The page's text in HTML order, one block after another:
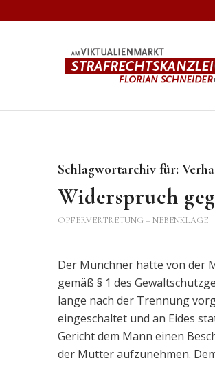
Schlagwortarchiv für:
Widerspruch
OPFERVERTRETUNG – NEBENKLAGE
Der Münchner hatte von der
gemäß § 1 des
lange nach der Trennung
eingeschaltet und an Eides
Gericht dem Mann einen
der Mutter aufzunehmen.